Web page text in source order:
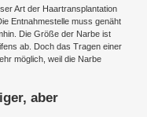
Art der Haartransplantation
Entnahmestelle muss genäht
Die Größe der Narbe ist
ab. Doch das Tragen einer
möglich, weil die Narbe
aber